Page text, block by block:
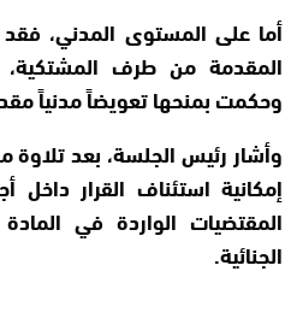
أما على المستوى المدني،
المقدمة من طرف
وحكمت بمنحها تعويضاً مدنياً مقداره 40 ألف
وأشار رئيس الجلسة، بعد تلاوة
إمكانية استئناف القرار
الجنائية.